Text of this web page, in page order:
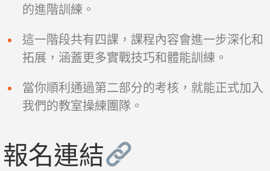
的進階訓練。
這一階段共有四課，課程內容會進一步深化和
拓展，涵蓋更多實戰技巧和體能訓練。
當你順利通過第二部分的考核，就能正式加入
我們的教室操練團隊。
報名連結